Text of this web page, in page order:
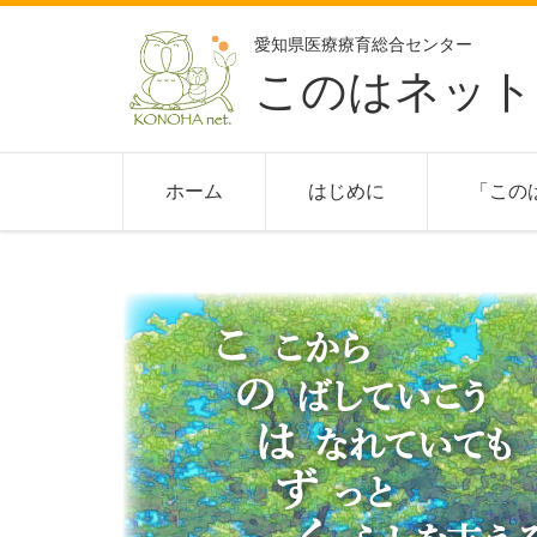
愛知県医療療育総合センター
このはネット
ホーム はじめに 「こ